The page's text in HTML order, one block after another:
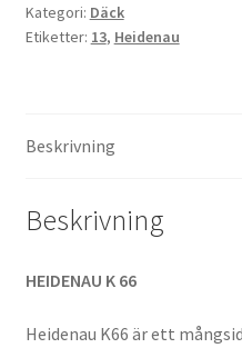
-
13
mängd
Kategori: Däck
Etiketter: 13, Heidenau
Beskrivning
Beskrivning
HEIDENAU K 66
Heidenau K66 är ett